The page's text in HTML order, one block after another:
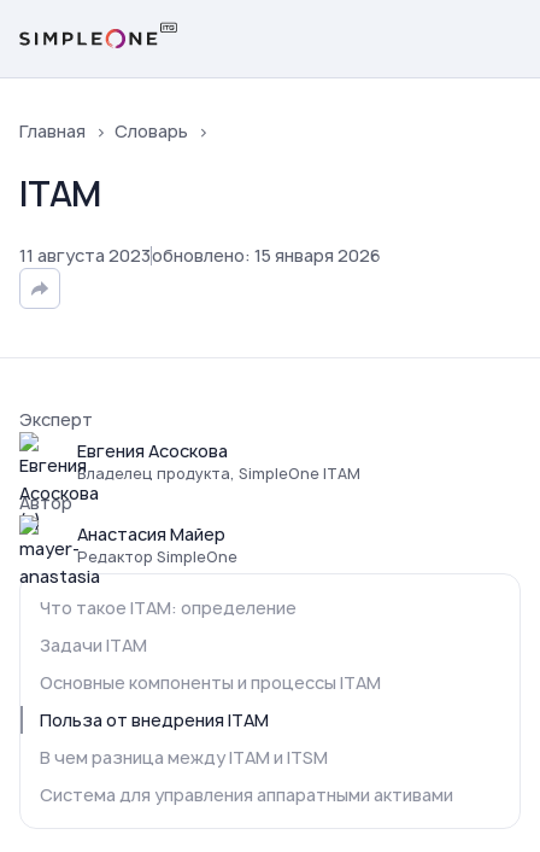
Главная Словарь
ITAM
11 августа 2023обновлено: 15 января 2026
Эксперт
Евгения Асоскова
Владелец продукта, SimpleOne ITAM
Автор
Анастасия Майер
Редактор SimpleOne
Что такое ITAM: определение
Задачи ITAM
Основные компоненты и процессы ITAM
Польза от внедрения ITAM
В чем разница между ITAM и ITSM
Система для управления аппаратными активами